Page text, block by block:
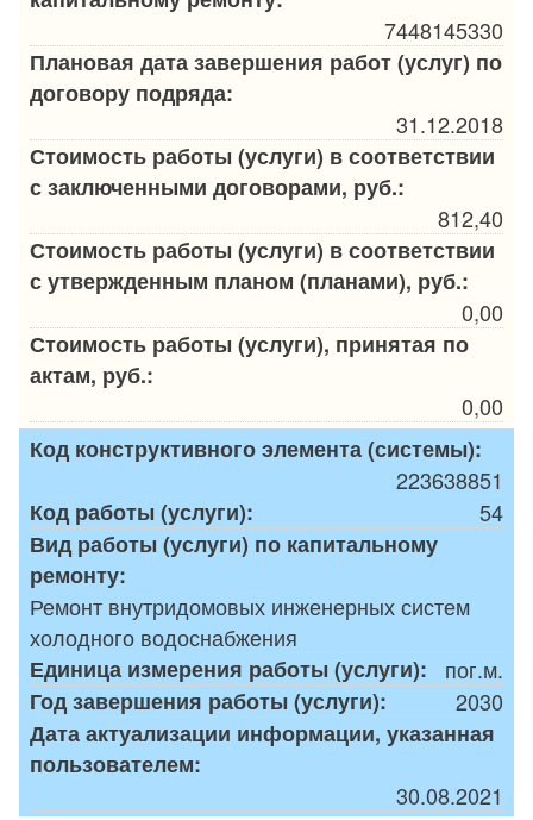
7448145330
Плановая дата завершения работ (услуг) по
договору подряда:
31.12.2018
Стоимость работы (услуги) в соответствии
с заключенными договорами, руб.:
812,40
Стоимость работы (услуги) в соответствии
с утвержденным планом (планами), руб.:
0,00
Стоимость работы (услуги), принятая по
актам, руб.:
0,00
Код конструктивного элемента (системы):
223638851
Код работы (услуги):
54
Вид работы (услуги) по капитальному
ремонту:
Ремонт внутридомовых инженерных систем
холодного водоснабжения
Единица измерения работы (услуги):
пог.м.
Год завершения работы (услуги):
2030
Дата актуализации информации, указанная
пользователем:
30.08.2021